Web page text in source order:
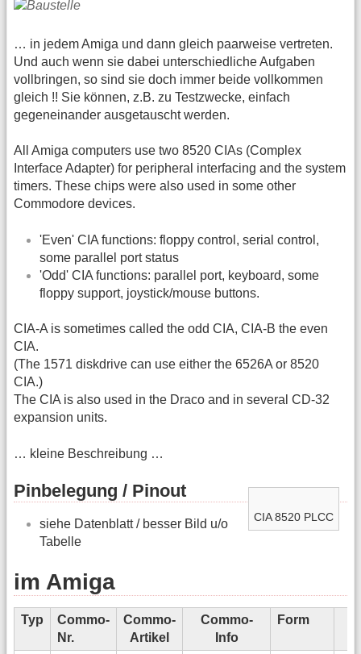
… in jedem Amiga und dann gleich paarweise vertreten.
Und auch wenn sie dabei unterschiedliche Aufgaben
vollbringen, so sind sie doch immer beide vollkommen
gleich !! Sie können, z.B. zu Testzwecke, einfach
gegeneinander ausgetauscht werden.
All Amiga computers use two 8520 CIAs (Complex
Interface Adapter) for peripheral interfacing and the system
timers. These chips were also used in some other
Commodore devices.
'Even' CIA functions: floppy control, serial control,
some parallel port status
'Odd' CIA functions: parallel port, keyboard, some
floppy support, joystick/mouse buttons.
CIA-A is sometimes called the odd CIA, CIA-B the even
CIA.
(The 1571 diskdrive can use either the 6526A or 8520
CIA.)
The CIA is also used in the Draco and in several CD-32
expansion units.
… kleine Beschreibung …
CIA 8520 PLCC
Pinbelegung / Pinout
siehe Datenblatt / besser Bild u/o
Tabelle
im Amiga
Typ
Commo-
Nr.
Commo-
Artikel
Commo-
Info
Form